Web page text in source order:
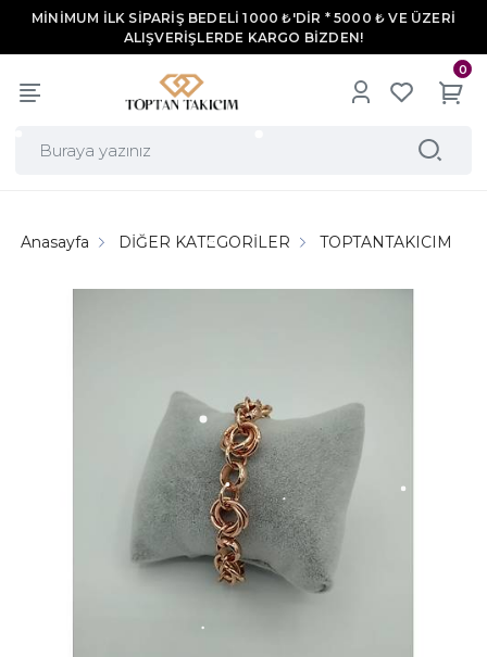
MİNİMUM İLK SİPARİŞ BEDELİ 1000 ₺'DİR * 5000 ₺ VE ÜZERİ
ALIŞVERİŞLERDE KARGO BİZDEN!
0
Anasayfa DİĞER KATEGORİLER TOPTANTAKICIM